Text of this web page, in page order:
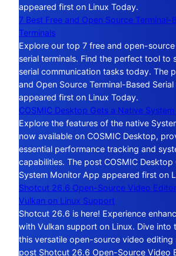
appeared first on Linux Today.
7 Best Free and Open Source Terminal-
Terminals
Explore our top 7 free and open-
serial terminals. Find the perfect tool to
serial communication tasks today. The
and Open Source Terminal-Based Serial
appeared first on Linux Today.
COSMIC Desktop Gets a Native
Explore the features of the native
now available on COSMIC Desktop,
essential performance tracking and
capabilities. The post COSMIC Desktop
System Monitor App appeared first on
Shotcut 26.6 Open-Source Video
Vulkan on Linux Support
Shotcut 26.6 is here! Experience
with Vulkan support on Linux. Dive into
this versatile open-source video editing
post Shotcut 26.6 Open-Source Video